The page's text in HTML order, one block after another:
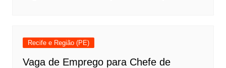
Recife e Região (PE)
Vaga de Emprego para Chefe de